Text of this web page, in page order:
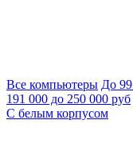
Все компьютеры До
191 000 до 250 000 руб
С белым корпусом